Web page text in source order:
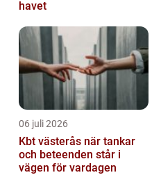
havet
06 juli 2026
Kbt västerås när tankar
och beteenden står i
vägen för vardagen